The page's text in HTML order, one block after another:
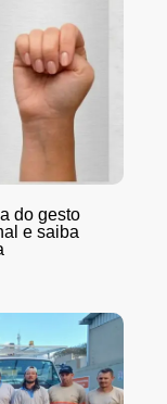
do gesto
e saiba